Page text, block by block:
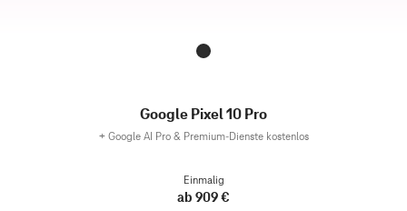
Google Pixel 10 Pro
+ Google AI Pro & Premium-Dienste kostenlos
Einmalig
ab 909 €